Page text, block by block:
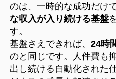
のは、一時的な成功だけ
な収入が入り続ける基盤
す。
基盤さえできれば、 24時
のと同じです。人件費も
出し続ける自動化された